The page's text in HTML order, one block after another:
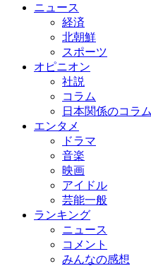
ニュース
経済
北朝鮮
スポーツ
オピニオン
社説
コラム
日本関係のコラム
エンタメ
ドラマ
音楽
映画
アイドル
芸能一般
ランキング
ニュース
コメント
みんなの感想